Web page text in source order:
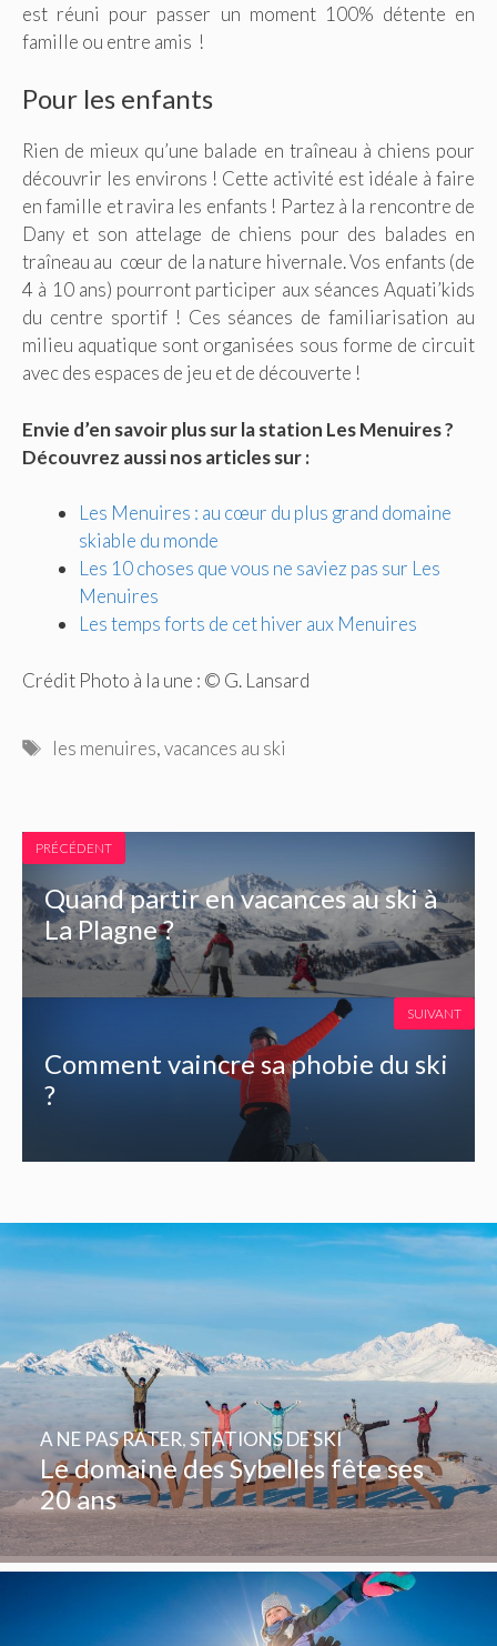
est réuni pour passer un moment 100% détente en
famille ou entre amis !
Pour les enfants
Rien de mieux qu’une balade en traîneau à chiens pour
découvrir les environs ! Cette activité est idéale à faire
en famille et ravira les enfants ! Partez à la rencontre de
Dany et son attelage de chiens pour des balades en
traîneau au cœur de la nature hivernale. Vos enfants (de
4 à 10 ans) pourront participer aux séances Aquati’kids
du centre sportif ! Ces séances de familiarisation au
milieu aquatique sont organisées sous forme de circuit
avec des espaces de jeu et de découverte !
Envie d’en savoir plus sur la station Les Menuires ?
Découvrez aussi nos articles sur :
Les Menuires : au cœur du plus grand domaine
skiable du monde
Les 10 choses que vous ne saviez pas sur Les
Menuires
Les temps forts de cet hiver aux Menuires
Crédit Photo à la une : © G. Lansard
Étiquettes
les menuires,vacances au ski
PRÉCÉDENT
Quand partir en vacances au ski à
La Plagne ?
Comment vaincre sa phobie du ski
?
SUIVANT
Le domaine des Sybelles fête ses
20 ans
A NE PAS RATER,STATIONS DE SKI